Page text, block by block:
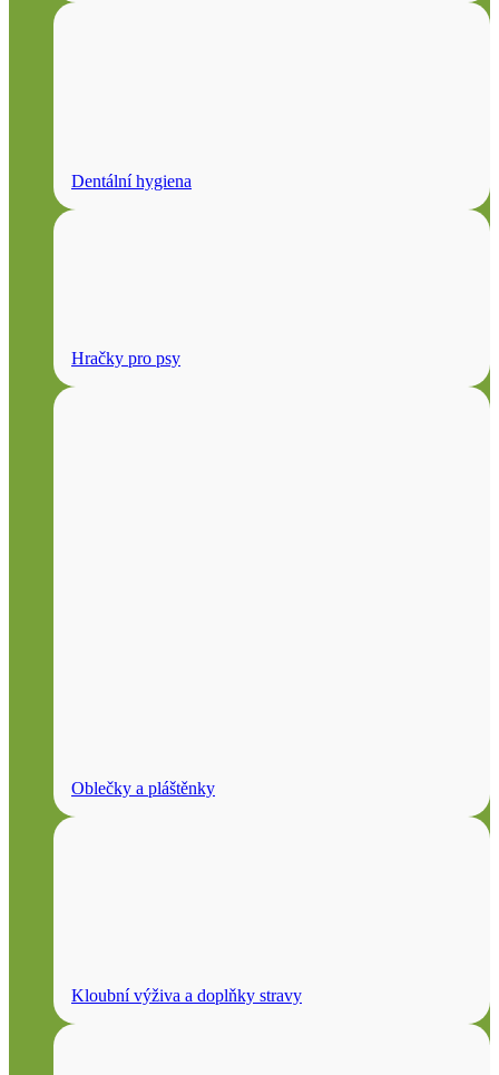
Dentální hygiena
Hračky pro psy
Oblečky a pláštěnky
Kloubní výživa a doplňky stravy